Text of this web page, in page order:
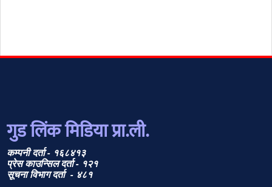
गुड लिंक मिडिया प्रा.ली.
कम्पनी दर्ता - १६८४१३
प्रेस काउन्सिल दर्ता - १२१
सूचना विभाग दर्ता - ४८१